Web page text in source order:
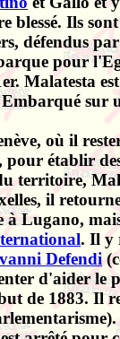
blessé. Ils
défendus
pour
Malatesta
sur
où il
établir
territoire,
il
Lugano,
. Il y
Defendi
d'aider le
de 1883. Il